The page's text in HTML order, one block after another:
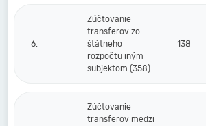
6.
Zúčtovanie
transferov zo
štátneho
rozpočtu iným
subjektom (358)
138
Zúčtovanie
transferov medzi